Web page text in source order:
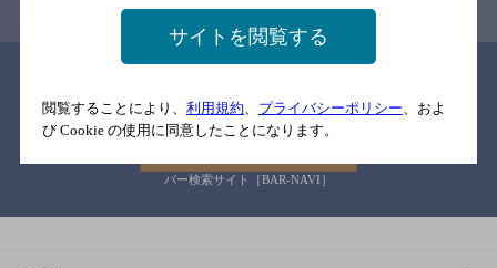
バー検索サイト［BAR-NAVI］
サイトを閲覧する
閲覧することにより、 利用規約、 プライバシーポリシー、およ
び Cookie の使用に同意したことになります。